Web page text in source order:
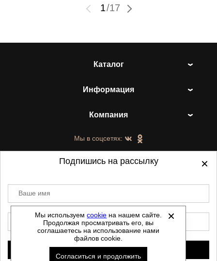
1/17
Каталог
Информация
Компания
Мы в соцсетях:
©2021-2026 - ShoesTown.ru - все права
защищены.
Данный сайт не является интернет магазином и
не является публичной офертой.
Политика обработки персональных данных
Мы используемcookie на нашем сайте.
Продолжая просматривать его, вы
соглашаетесь на использование нами
файлов cookie.
Согласиться и продолжить
Подпишись на рассылку
Ваше имя